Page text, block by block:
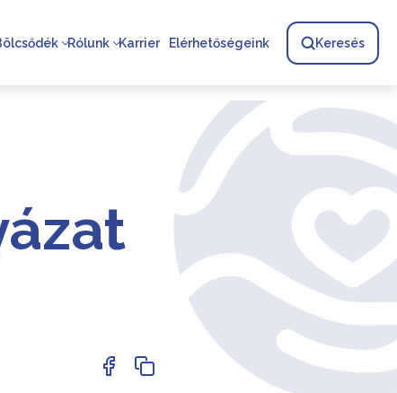
Rólunk Karrier Elérhetőségeink Keresés